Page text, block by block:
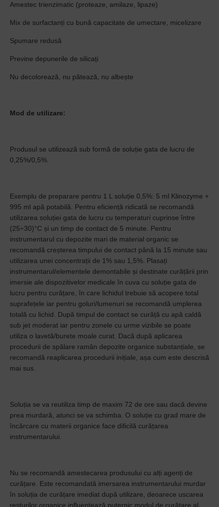
Amestec trienzimatic (proteaze, amilaze, lipaze)
Mix de surfactanți cu bună capacitate de umectare, micelizare
Spumare redusă
Previne depunerile de silicați
Nu decolorează, nu pătează, nu albește
Mod de utilizare:
Produsul se utilizează sub formă de soluție gata de lucru de
0,25%/0,5%.
Exemplu de preparare pentru 1 L soluție 0,5%: 5 ml Klinozyme +
995 ml apă potabilă. Pentru eficiență ridicată se recomandă
utilizarea soluției gata de lucru cu temperaturi cuprinse între
(25÷30)°C și un timp de contact de 5 minute. Pentru
instrumentarul cu depozite mari de material organic se
recomandă creșterea timpului de contact până la 15 minute sau
utilizarea unei concentrații de 1% sau 1,5%. Plasați
instrumentarul/elementele demontabile și destinate curățării prin
imersie ale dispozitivelor medicale în cuva cu soluție gata de
lucru pentru curățare, în care lichidul trebuie să acopere total
suprafețele iar pentru goluri/lumenuri se recomandă umplerea
totală cu lichid. După timpul de contact se curăță cu apă caldă
sub jet moderat iar pentru zonele cu urme vizibile se poate
utiliza o lavetă/burete moale curat. Dacă după aplicarea
procedurii de spălare ramân depozite organice substanțiale, se
recomandă reaplicarea procedurii inițiale, așa cum este descrisă
mai sus.
Soluția se va reutiliza timp de maxim 72 de ore sau dacă devine
prea murdară, atunci se va schimba. O soluție cu grad mare de
încărcare cu materii organice face dificilă curățarea
instrumentarului.
Nu se recomandă amestecarea produsului cu alți agenți de
curățare. Este recomandată imersarea instrumentarului murdar
în soluția de curățare imediat după utilizare, deoarece uscarea
resturilor organice influențează puternic modul de curățare al